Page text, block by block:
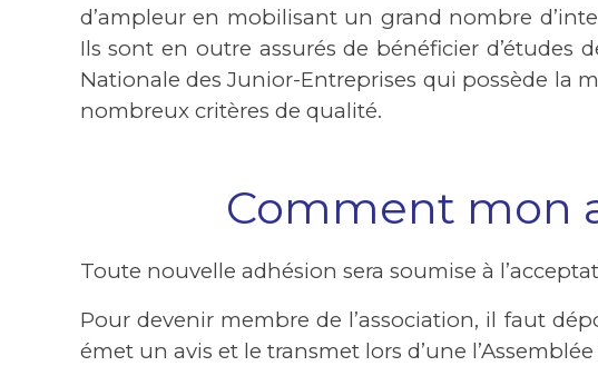
d’ampleur en mobilisant un grand nombre
Ils sont en outre assurés de bénéficier d’études
Nationale des Junior-Entreprises qui possède la
nombreux critères de qualité.
Comment mon
Toute nouvelle adhésion sera soumise à
Pour devenir membre de l’association, il faut
émet un avis et le transmet lors d’une